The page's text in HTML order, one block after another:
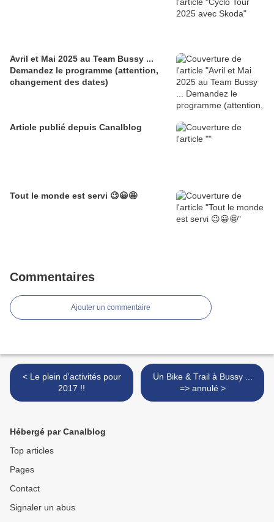
Avril et Mai 2025 au Team Bussy ...
Demandez le programme (attention,
changement des dates)
Article publié depuis Canalblog
Tout le monde est servi 😉😀🤩
Commentaires
Ajouter un commentaire
< Le plein d'activités pour
2017 !!
Un Bike & Trail à Bussy ...
=> annulé >
Hébergé par Canalblog
Top articles
Pages
Contact
Signaler un abus